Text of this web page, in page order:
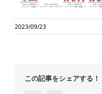
2023/09/23
この記事をシェアする！